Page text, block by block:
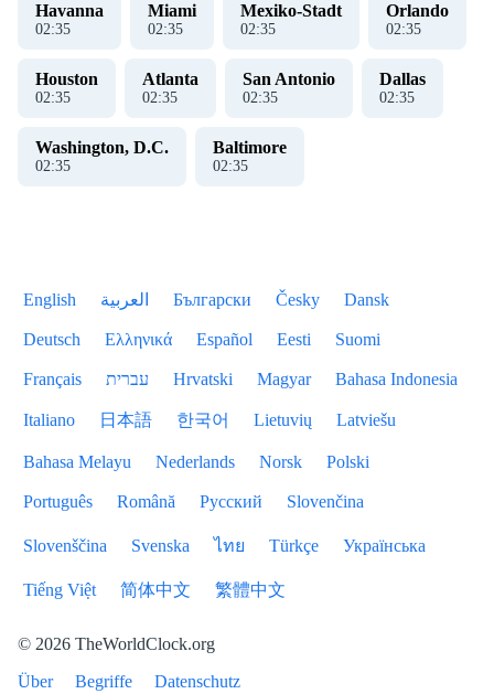
Havanna
02:35
Miami
02:35
Mexiko-Stadt
02:35
Orlando
02:35
Houston
02:35
Atlanta
02:35
San Antonio
02:35
Dallas
02:35
Washington, D.C.
02:35
Baltimore
02:35
English العربية Български Česky Dansk
Deutsch Ελληνικά Español Eesti Suomi
Français עברית Hrvatski Magyar Bahasa Indonesia
Italiano 日本語 한국어 Lietuvių Latviešu
Bahasa Melayu Nederlands Norsk Polski
Português Română Русский Slovenčina
Slovenščina Svenska ไทย Türkçe Українська
Tiếng Việt 简体中文 繁體中文
© 2026 TheWorldClock.org
Über
Begriffe Datenschutz